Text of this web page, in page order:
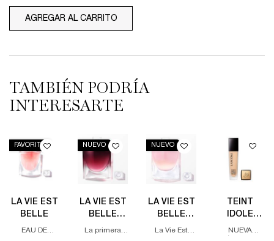
AGREGAR AL CARRITO
TAMBIÉN PODRÍA
INTERESARTE
FAVORITO
LA VIE EST
BELLE
EAU DE
NUEVO
LA VIE EST
BELLE
VERY
La primera
NUEVO
LA VIE EST
BELLE
VANILLE
La Vie Est
TEINT
IDOLE
ULTRA
NUEVA